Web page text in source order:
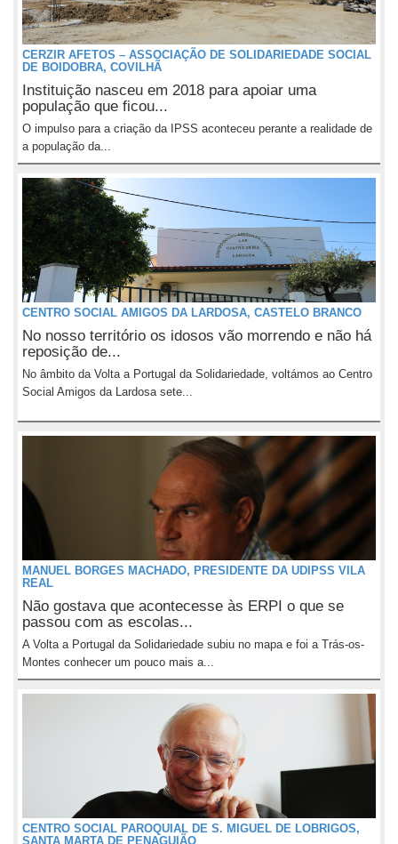
CERZIR AFETOS – ASSOCIAÇÃO DE SOLIDARIEDADE SOCIAL
DE BOIDOBRA, COVILHÃ
Instituição nasceu em 2018 para apoiar uma
população que ficou...
O impulso para a criação da IPSS aconteceu perante a realidade de
a população da...
CENTRO SOCIAL AMIGOS DA LARDOSA, CASTELO BRANCO
No nosso território os idosos vão morrendo e não há
reposição de...
No âmbito da Volta a Portugal da Solidariedade, voltámos ao Centro
Social Amigos da Lardosa sete...
MANUEL BORGES MACHADO, PRESIDENTE DA UDIPSS VILA
REAL
Não gostava que acontecesse às ERPI o que se
passou com as escolas...
A Volta a Portugal da Solidariedade subiu no mapa e foi a Trás-os-
Montes conhecer um pouco mais a...
CENTRO SOCIAL PAROQUIAL DE S. MIGUEL DE LOBRIGOS,
SANTA MARTA DE PENAGUIÃO